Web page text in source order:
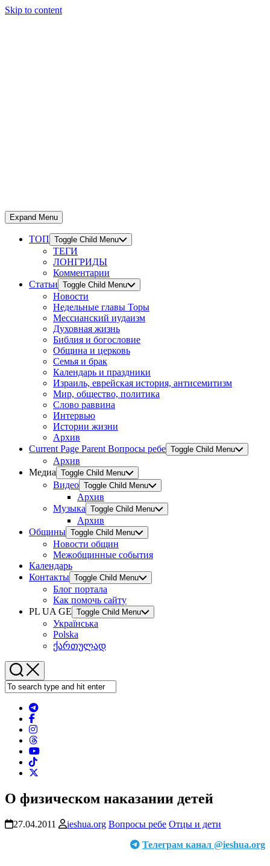
Skip to content
Expand Menu
ТОП Toggle Child Menu
ТЕГИ
ЛОНГРИДЫ
Комментарии
Статьи Toggle Child Menu
Новости
Недельные главы Торы
Мессианский иудаизм
Духовная жизнь
Библия и богословие
Община и церковь
Семья и брак
Календарь и праздники
Израиль, еврейская история, антисемитизм
Мир, общество, политика
Слово раввина
Интервью
Истории жизни
Архив
Current Page Parent Вопросы ребе Toggle Child Menu
Архив
Медиа Toggle Child Menu
Видео Toggle Child Menu
Архив
Музыка Toggle Child Menu
Архив
Общины Toggle Child Menu
Новости общин
Межобщинные события
Календарь
Контакты Toggle Child Menu
Блог портала
Как помочь сайту
PL UA GE Toggle Child Menu
Українська
Polska
ქართულად
О физическом наказании детей
27.04.2011 ieshua.org Вопросы ребе Отцы и дети
Телеграм канал @ieshua.org